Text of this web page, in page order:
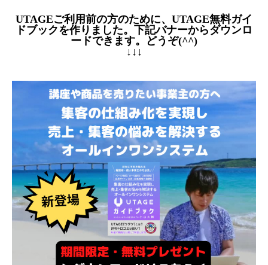
UTAGEご利用前の方のために、UTAGE無料ガイ
ドブックを作りました。下記バナーからダウンロ
ードできます。どうぞ(^^)
↓↓↓